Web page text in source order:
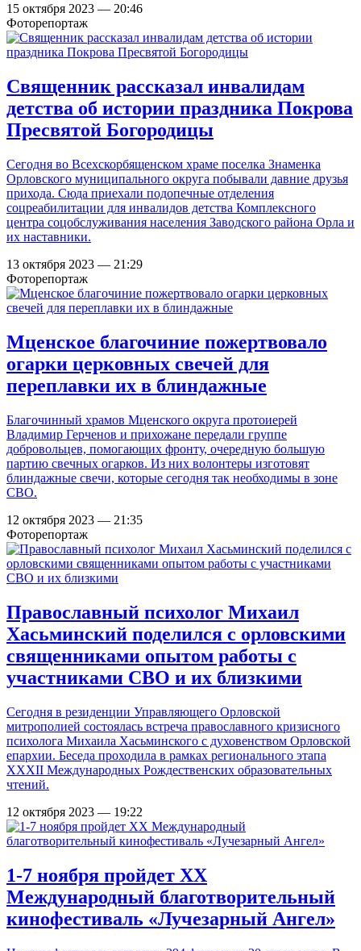
15 октября 2023 — 20:46
Фоторепортаж
Священник рассказал инвалидам
детства об истории праздника Покрова
Пресвятой Богородицы
Сегодня во Всехскорбященском храме поселка Знаменка
Орловского муниципального округа побывали давние друзья
прихода. Сюда приехали подопечные отделения
соцреабилитации для инвалидов детства Комплексного
центра соцобслуживания населения Заводского района Орла и
их наставники.
13 октября 2023 — 21:29
Фоторепортаж
Мценское благочиние пожертвовало
огарки церковных свечей для
переплавки их в блиндажные
Благочинный храмов Мценского округа протоиерей
Владимир Герченов и прихожане передали группе
добровольцев, помогающих фронту, очередную большую
партию свечных огарков. Из них волонтеры изготовят
блиндажные свечи, которые сегодня так необходимы в зоне
СВО.
12 октября 2023 — 21:35
Фоторепортаж
Православный психолог Михаил
Хасьминский поделился с орловскими
священниками опытом работы с
участниками СВО и их близкими
Сегодня в резиденции Управляющего Орловской
митрополией состоялась встреча православного кризисного
психолога Михаила Хасьминского с духовенством Орловской
епархии. Беседа проходила в рамках регионального этапа
XXХII Международных Рождественских образовательных
чтений.
12 октября 2023 — 19:22
1-7 ноября пройдет XX
Международный благотворительный
кинофестиваль «Лучезарный Ангел»